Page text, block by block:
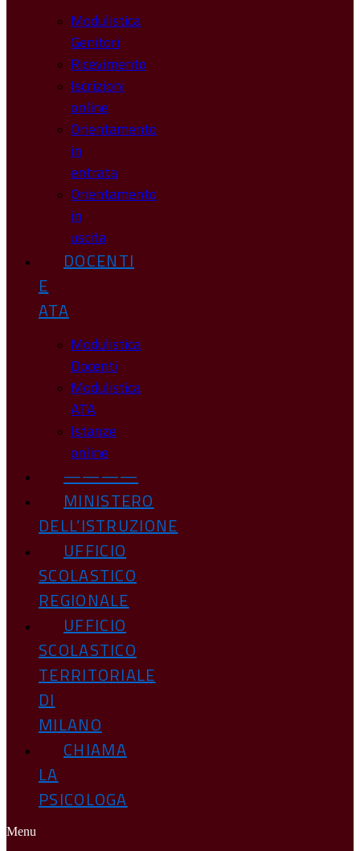
Modulistica
Genitori
Ricevimento
Iscrizioni
online
Orientamento
in
entrata
Orientamento
in
uscita
DOCENTI
E
ATA
Modulistica
Docenti
Modulistica
ATA
Istanze
online
————
MINISTERO
DELL’ISTRUZIONE
UFFICIO
SCOLASTICO
REGIONALE
UFFICIO
SCOLASTICO
TERRITORIALE
DI
MILANO
CHIAMA
LA
PSICOLOGA
Menu